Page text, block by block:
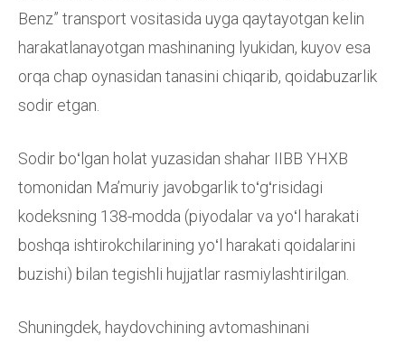
Benz” transport vositasida uyga qaytayotgan kelin
harakatlanayotgan mashinaning lyukidan, kuyov esa
orqa chap oynasidan tanasini chiqarib, qoidabuzarlik
sodir etgan.
Sodir boʻlgan holat yuzasidan shahar IIBB YHXB
tomonidan Maʼmuriy javobgarlik toʻgʻrisidagi
kodeksning 138-modda (piyodalar va yoʻl harakati
boshqa ishtirokchilarining yoʻl harakati qoidalarini
buzishi) bilan tegishli hujjatlar rasmiylashtirilgan.
Shuningdek, haydovchining avtomashinani